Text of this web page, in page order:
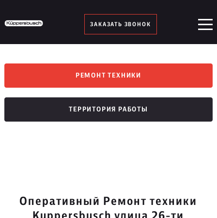
ЗАКАЗАТЬ ЗВОНОК
РЕМОНТ ТЕХНИКИ
ТЕРРИТОРИЯ РАБОТЫ
Оперативный Ремонт техники